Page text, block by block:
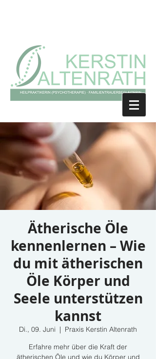
Ätherische Öle
kennenlernen – Wie
du mit ätherischen
Öle Körper und
Seele unterstützen
kannst
Di., 09. Juni
  |
Praxis Kerstin Altenrath
Erfahre mehr über die Kraft der
ätherischen Öle und wie du Körper und